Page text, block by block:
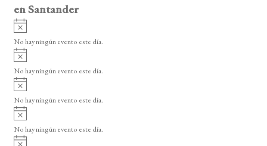
en Santander
A
v
i
o
No hay ningún evento este día.
A
v
i
o
No hay ningún evento este día.
A
v
i
o
No hay ningún evento este día.
A
v
i
No hay ningún evento este día.
A